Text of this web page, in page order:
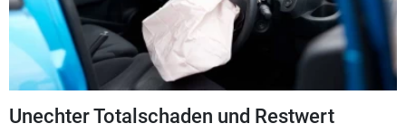
Unechter Totalschaden und Restwert